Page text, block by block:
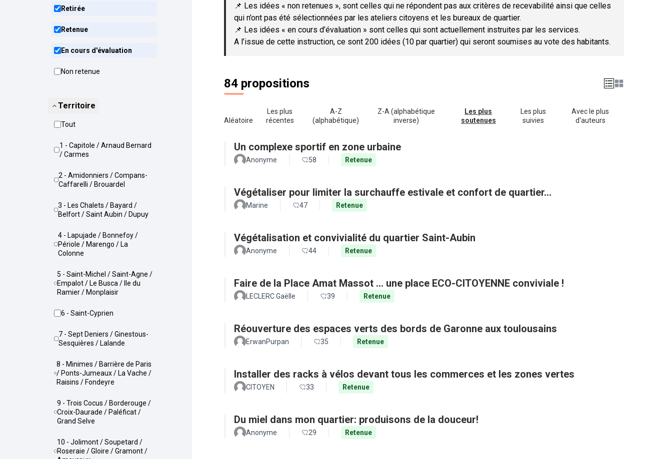
Retirée
Retenue
En cours d'évaluation
Non retenue
Territoire
Tout
1 - Capitole / Arnaud Bernard
/ Carmes
2 - Amidonniers / Compans-
Caffarelli / Brouardel
3 - Les Chalets / Bayard /
Belfort / Saint Aubin / Dupuy
4 - Lapujade / Bonnefoy /
Périole / Marengo / La
Colonne
5 - Saint-Michel / Saint-Agne /
Empalot / Le Busca / Ile du
Ramier / Monplaisir
6 - Saint-Cyprien
7 - Sept Deniers / Ginestous-
Sesquières / Lalande
8 - Minimes / Barrière de Paris
/ Ponts-Jumeaux / La Vache /
Raisins / Fondeyre
9 - Trois Cocus / Borderouge /
Croix-Daurade / Paléficat /
Grand Selve
10 - Jolimont / Soupetard /
Roseraie / Gloire / Gramont /
📌 Les idées « non retenues », sont celles qui ne répondent pas aux critères de recevabilité ainsi que celles
qui n’ont pas été sélectionnées par les ateliers citoyens et les bureaux de quartier.
📌 Les idées « en cours d’évaluation » sont celles qui sont actuellement instruites par les services.
A l’issue de cette instruction, ce sont 200 idées (10 par quartier) qui seront soumises au vote des habitants.
84 propositions
Aléatoire
Les plus
récentes
A-Z
(alphabétique)
Z-A (alphabétique
inverse)
Les plus
soutenues
Les plus
suivies
Avec le plus
d'auteurs
Un complexe sportif en zone urbaine
Anonyme 58 Retenue
Végétaliser pour limiter la surchauffe estivale et confort de quartier...
Marine 47 Retenue
Végétalisation et convivialité du quartier Saint-Aubin
Anonyme 44 Retenue
Faire de la Place Amat Massot ... une place ECO-CITOYENNE conviviale !
LECLERC Gaëlle 39 Retenue
Réouverture des espaces verts des bords de Garonne aux toulousains
ErwanPurpan 35 Retenue
Installer des racks à vélos devant tous les commerces et les zones vertes
CITOYEN 33 Retenue
Du miel dans mon quartier: produisons de la douceur!
Anonyme 29 Retenue